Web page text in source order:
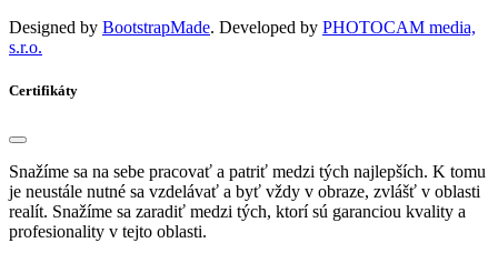
Designed by BootstrapMade. Developed by PHOTOCAM media,
s.r.o.
Certifikáty
Snažíme sa na sebe pracovať a patriť medzi tých najlepších. K tomu
je neustále nutné sa vzdelávať a byť vždy v obraze, zvlášť v oblasti
realít. Snažíme sa zaradiť medzi tých, ktorí sú garanciou kvality a
profesionality v tejto oblasti.